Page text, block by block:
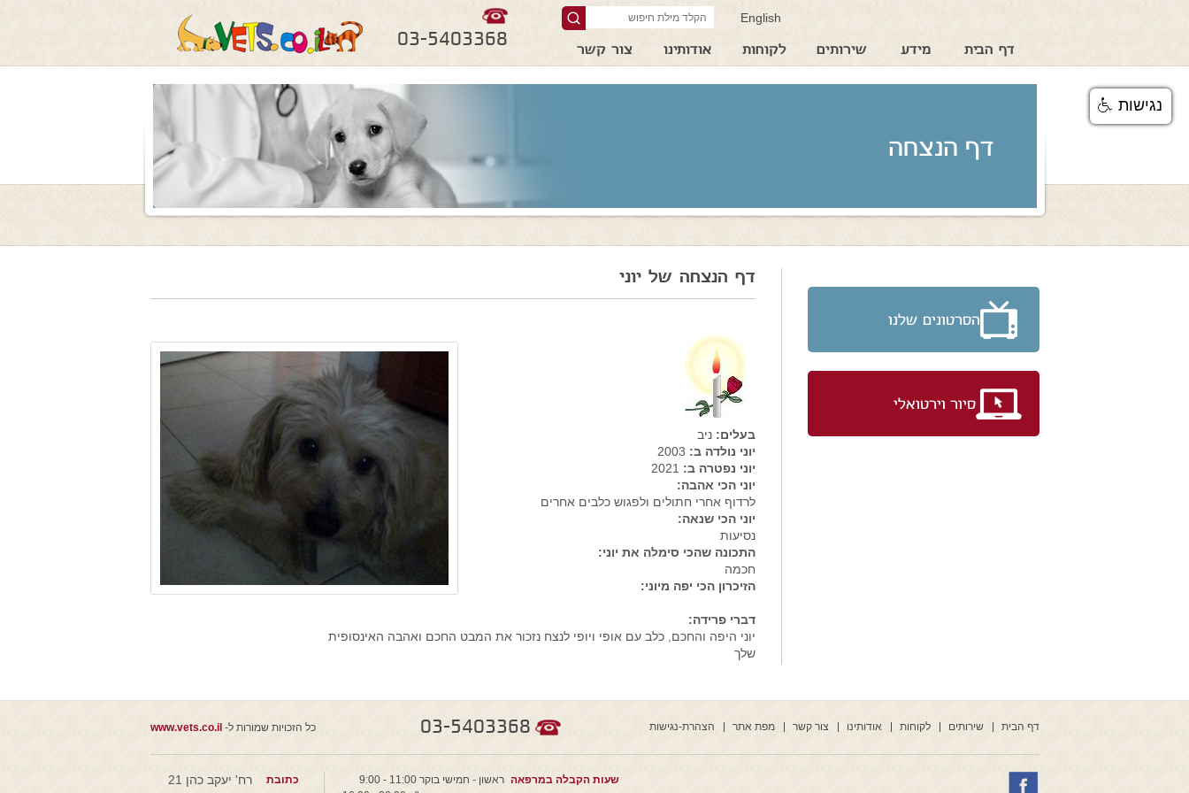
English
דף הבית מידע שירותים לקוחות אודותינו צור קשר
03-5403368
דף הנצחה
הסרטונים שלנו
סיור וירטואלי
דף הנצחה של יוני
בעלים: ניב
יוני נולדה ב: 2003
יוני נפטרה ב: 2021
יוני הכי אהבה:
לרדוף אחרי חתולים ולפגוש כלבים אחרים
יוני הכי שנאה:
נסיעות
התכונה שהכי סימלה את יוני:
חכמה
הזיכרון הכי יפה מיוני:
דברי פרידה:
יוני היפה והחכם, כלב עם אופי ויופי לנצח נזכור את המבט החכם ואהבה האינסופית
שלך
דף הבית שירותים לקוחות אודותינו צור קשר מפת אתר הצהרת-נגישות 03-5403368 כל הזכויות שמורות ל- www.vets.co.il
שעות הקבלה במרפאה ראשון - חמישי בוקר 11:00 - 9:00
כתובת
רח' יעקב כהן 21
נגישות